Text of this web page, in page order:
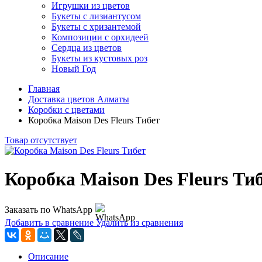
Игрушки из цветов
Букеты с лизиантусом
Букеты с хризантемой
Композиции с орхидеей
Сердца из цветов
Букеты из кустовых роз
Новый Год
Главная
Доставка цветов Алматы
Коробки с цветами
Коробка Maison Des Fleurs Тибет
Товар отсутствует
Коробка Maison Des Fleurs
Заказать по WhatsApp
Добавить в сравнение Удалить из сравнения
Описание